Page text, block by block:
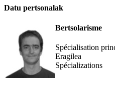
Datu pertsonalak
Bertsolarisme
Spécialisation
Eragilea
Spécializations